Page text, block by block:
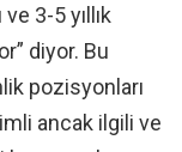
3-5 yıllık
diyor. Bu
pozisyonları
ancak ilgili ve